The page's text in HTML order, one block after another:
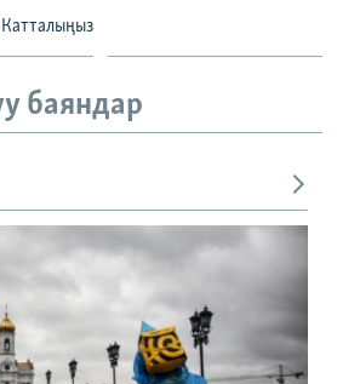
Катталыңыз
баяндар